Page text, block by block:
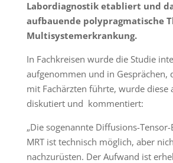
Labordiagnostik etabliert und
aufbauende polypragmatische
Multisystemerkrankung.
In Fachkreisen wurde die Studie
aufgenommen und in Gesprächen,
mit Fachärzten führte, wurde diese
diskutiert und kommentiert:
„Die sogenannte Diffusions-
MRT ist technisch möglich, aber
nachzurüsten. Der Aufwand ist